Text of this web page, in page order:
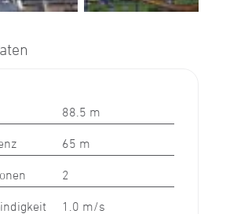
88.5 m
65 m
2
1.0 m/s